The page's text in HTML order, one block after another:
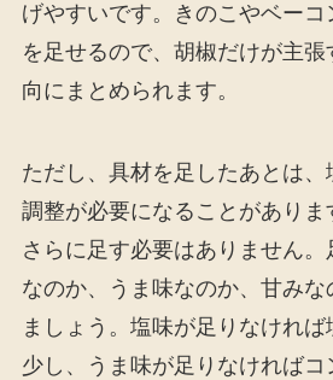
げやすいです。きのこやベー
を足せるので、胡椒だけが主
向にまとめられます。
ただし、具材を足したあとは
調整が必要になることがありま
さらに足す必要はありません
なのか、うま味なのか、甘みな
ましょう。塩味が足りなけれ
少し、うま味が足りなければコ